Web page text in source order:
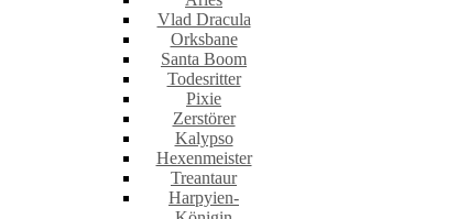
Vlad Dracula
Orksbane
Santa Boom
Todesritter
Pixie
Zerstörer
Kalypso
Hexenmeister
Treantaur
Harpyien-